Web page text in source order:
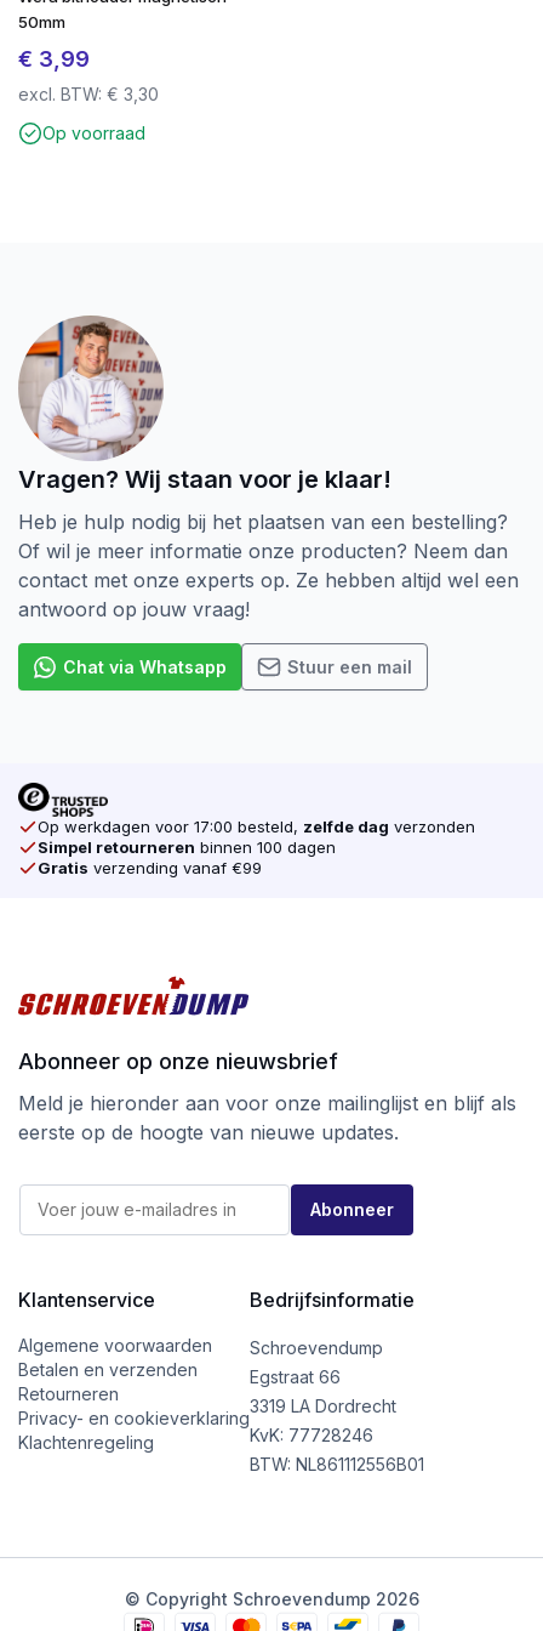
doos is gelijk gebleven, maar heeft nu geen kijkvenster
verwerkt is.
bijschroevendump.nl
50mm
€ 3,99
excl. BTW: € 3,30
Op voorraad
Vragen? Wij staan voor je klaar!
Heb je hulp nodig bij het plaatsen van een bestelling?
Of wil je meer informatie onze producten? Neem dan
contact met onze experts op. Ze hebben altijd wel een
antwoord op jouw vraag!
Chat via Whatsapp Stuur een mail
Op werkdagen voor 17:00 besteld, zelfde dag verzonden
Simpel retourneren binnen 100 dagen
Gratis verzending vanaf €99
Abonneer op onze nieuwsbrief
Meld je hieronder aan voor onze mailinglijst en blijf als
eerste op de hoogte van nieuwe updates.
m
l
-
m
a
i
l
E
m
l
Abonneer
Klantenservice
Algemene voorwaarden
Betalen en verzenden
Retourneren
Privacy- en cookieverklaring
Klachtenregeling
Bedrijfsinformatie
Schroevendump
Egstraat 66
3319 LA Dordrecht
KvK: 77728246
BTW: NL861112556B01
© Copyright Schroevendump 2026